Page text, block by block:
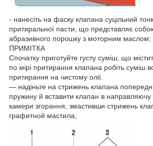
- нанесіть на фаску клапана суцільний
притиральної пасти, що представляє
абразивного порошку з моторним маслом;
ПРИМІТКА
Спочатку приготуйте густу суміш, що
по мірі притирання клапана робіть суміш
притирання на чистому олії.
― надіньте на стрижень клапана
пружину й вставити клапан в направляючу
камери згорання, змастивши стрижень
графитной мастила;